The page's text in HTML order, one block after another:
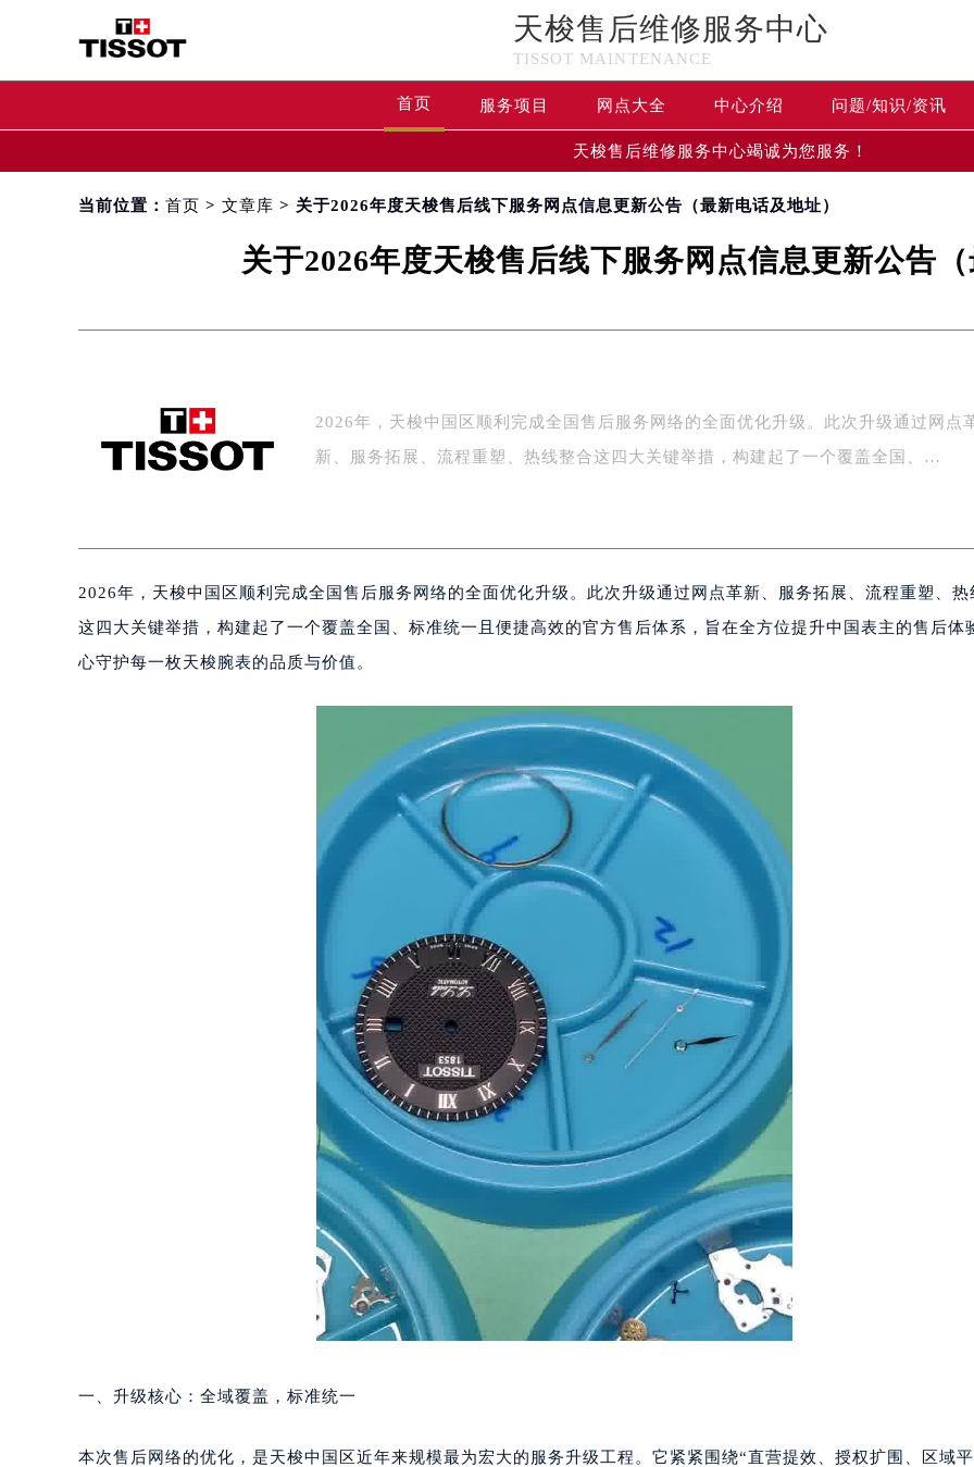
天梭售后维修服务中心
TISSOT MAINTENANCE
首页 服务项目 网点大全 中心介绍 问题/知识/资讯
天梭售后维修服务中心竭诚为您服务！
当前位置： 首页 > 文章库 > 关于2026年度天梭售后线下服务网点信息更新公告（最新电话及地址）
关于2026年度天梭售后线下服务网点信息更新公告（
2026年，天梭中国区顺利完成全国售后服务网络的全面优化升级。此次升级通过网点
新、服务拓展、流程重塑、热线整合这四大关键举措，构建起了一个覆盖全国、…
2026年，天梭中国区顺利完成全国售后服务网络的全面优化升级。此次升级通过网点革新、服务拓展、流程重塑、热
这四大关键举措，构建起了一个覆盖全国、标准统一且便捷高效的官方售后体系，旨在全方位提升中国表主的售后体
心守护每一枚天梭腕表的品质与价值。
一、升级核心：全域覆盖，标准统一
本次售后网络的优化，是天梭中国区近年来规模最为宏大的服务升级工程。它紧紧围绕“直营提效、授权扩围、区域